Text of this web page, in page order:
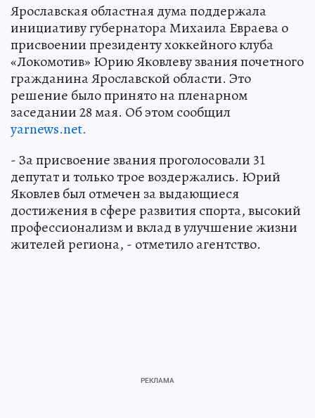
Ярославская областная дума поддержала
инициативу губернатора Михаила Евраева о
присвоении президенту хоккейного клуба
«Локомотив» Юрию Яковлеву звания почетного
гражданина Ярославской области. Это
решение было принято на пленарном
заседании 28 мая. Об этом сообщил
yarnews.net.
- За присвоение звания проголосовали 31
депутат и только трое воздержались. Юрий
Яковлев был отмечен за выдающиеся
достижения в сфере развития спорта, высокий
профессионализм и вклад в улучшение жизни
жителей региона, - отметило агентство.